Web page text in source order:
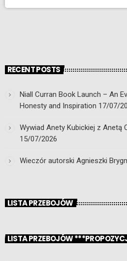
RECENT POSTS
Niall Curran Book Launch – An
Honesty and Inspiration 17/07/
Wywiad Anety Kubickiej z Anetą
15/07/2026
Wieczór autorski Agnieszki
LISTA PRZEBOJÓW
LISTA PRZEBOJÓW